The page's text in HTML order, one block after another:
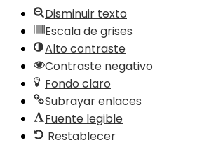
Disminuir texto
Escala de grises
Alto contraste
Contraste negativo
Fondo claro
Subrayar enlaces
Fuente legible
Restablecer